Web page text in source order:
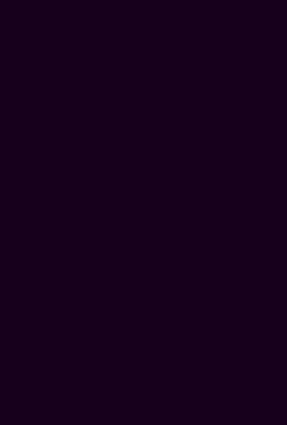
in perfekter
hochqualitative
dass neben
auch die
absolutem High End-
Handgriffe ideal
als
mit direktem
Fertigungen.